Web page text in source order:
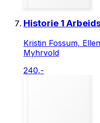
Historie 1
Kristin Fossum,
Myhrvold
240,-